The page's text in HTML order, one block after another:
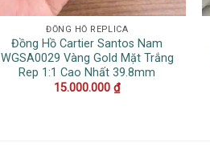
ĐỒNG HỒ REPLICA
Đồng Hồ Cartier Santos Nam
WGSA0029 Vàng Gold Mặt Trắng
Rep 1:1 Cao Nhất 39.8mm
15.000.000₫